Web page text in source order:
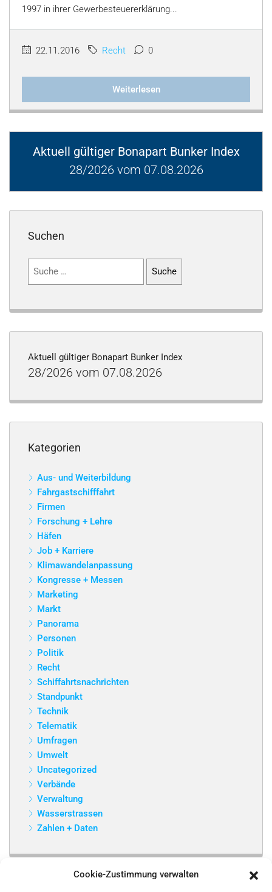
Cookie-Zustimmung verwalten
1997 in ihrer Gewerbesteuererklärung...
22.11.2016 Recht 0
Weiterlesen
Aktuell gültiger Bonapart Bunker Index
28/2026 vom 07.08.2026
Suchen
Suchen
Aktuell gültiger Bonapart Bunker Index
28/2026 vom 07.08.2026
Kategorien
Aus- und Weiterbildung
Fahrgastschifffahrt
Firmen
Forschung + Lehre
Häfen
Job + Karriere
Klimawandelanpassung
Kongresse + Messen
Marketing
Markt
Panorama
Personen
Politik
Recht
Schiffahrtsnachrichten
Standpunkt
Technik
Telematik
Umfragen
Umwelt
Uncategorized
Verbände
Verwaltung
Wasserstrassen
Zahlen + Daten